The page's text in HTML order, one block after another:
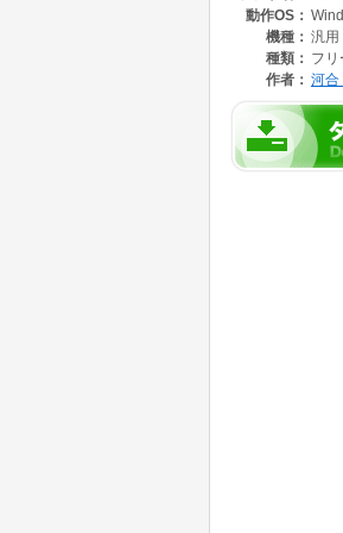
解凍し、
■使い方
このDOSコマン
例: dbf2csv
入力ファイル 出
入力ファイルを
動作OS：
機種： 汎用
種類： フリ
作者： 河合